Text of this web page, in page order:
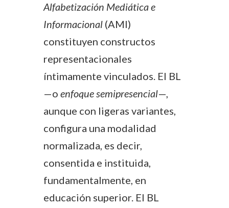
Alfabetización Mediática e
Informacional (AMI)
constituyen constructos
representacionales
íntimamente vinculados. El BL
—o enfoque semipresencial—,
aunque con ligeras variantes,
configura una modalidad
normalizada, es decir,
consentida e instituida,
fundamentalmente, en
educación superior. El BL